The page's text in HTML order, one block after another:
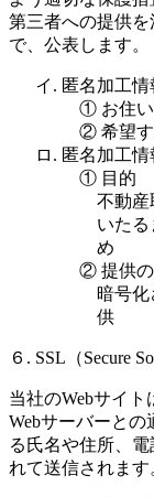
第三者への提供
で、公表します。
イ. 匿名加工
① お住
② 希望す
ロ. 匿名加工
① 目的
不動産
いた
め
② 提供
暗号
供
６. SSL（Secure
当社のWebサイト
Webサーバーと
る氏名や住所、
れて送信されます